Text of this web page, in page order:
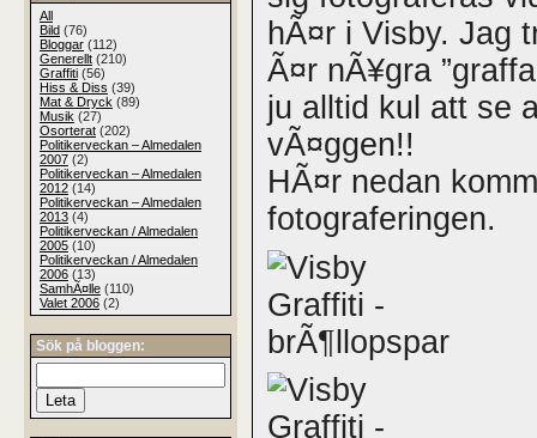
hÃ¤r i Visby. Jag
Ã¤r nÃ¥gra
ju alltid kul att se
vÃ¤ggen!!
HÃ¤r nedan
fotograferingen.
All
Bild (76)
Bloggar (112)
Generellt (210)
Graffiti (56)
Hiss & Diss (39)
Mat & Dryck (89)
Musik (27)
Osorterat (202)
Politikerveckan – Almedalen
2007 (2)
Politikerveckan – Almedalen
2012 (14)
Politikerveckan – Almedalen
2013 (4)
Politikerveckan / Almedalen
2005 (10)
Politikerveckan / Almedalen
2006 (13)
SamhÃ¤lle (110)
Valet 2006 (2)
Sök på bloggen: